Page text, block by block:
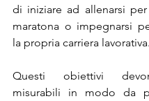
di iniziare ad allenarsi
maratona o impegnarsi
la propria carriera lavorativa.
Questi obiettivi
misurabili in modo da